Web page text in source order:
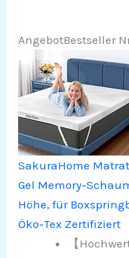
AngebotBestseller
SakuraHome
Gel Memory-
Höhe, für
Öko-Tex Zertifiziert
【